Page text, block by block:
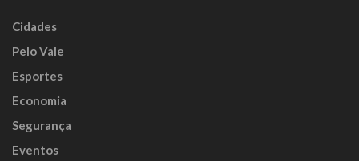
Cidades
Pelo Vale
Esportes
Economia
Segurança
Eventos